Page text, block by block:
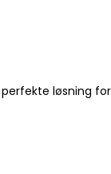
løsning